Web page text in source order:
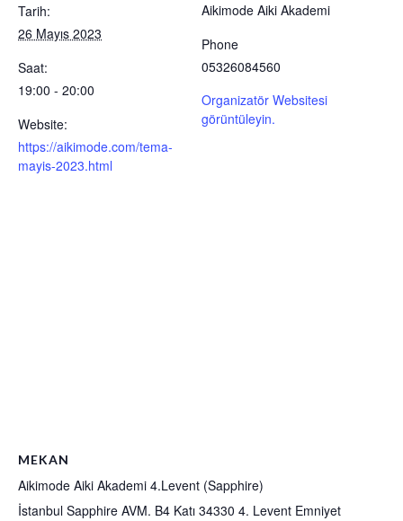
Tarih:
26 Mayıs 2023
Saat:
19:00 - 20:00
Website:
https://aikimode.com/tema-
mayis-2023.html
Aikimode Aiki Akademi
Phone
05326084560
Organizatör Websitesi
görüntüleyin.
MEKAN
Aikimode Aiki Akademi 4.Levent (Sapphire)
İstanbul Sapphire AVM. B4 Katı 34330 4. Levent Emniyet